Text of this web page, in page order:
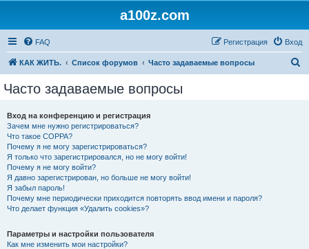
a100z.com
FAQ Вход
Регистрация
КАК ЖИТЬ. Список форумов Часто задаваемые вопросы
Часто задаваемые вопросы
Вход на конференцию и регистрация
Зачем мне нужно регистрироваться?
Что такое COPPA?
Почему я не могу зарегистрироваться?
Я только что зарегистрировался, но не могу войти!
Почему я не могу войти?
Я давно зарегистрирован, но больше не могу войти!
Я забыл пароль!
Почему мне периодически приходится повторять ввод имени и пароля?
Что делает функция «Удалить cookies»?
Параметры и настройки пользователя
Как мне изменить мои настройки?